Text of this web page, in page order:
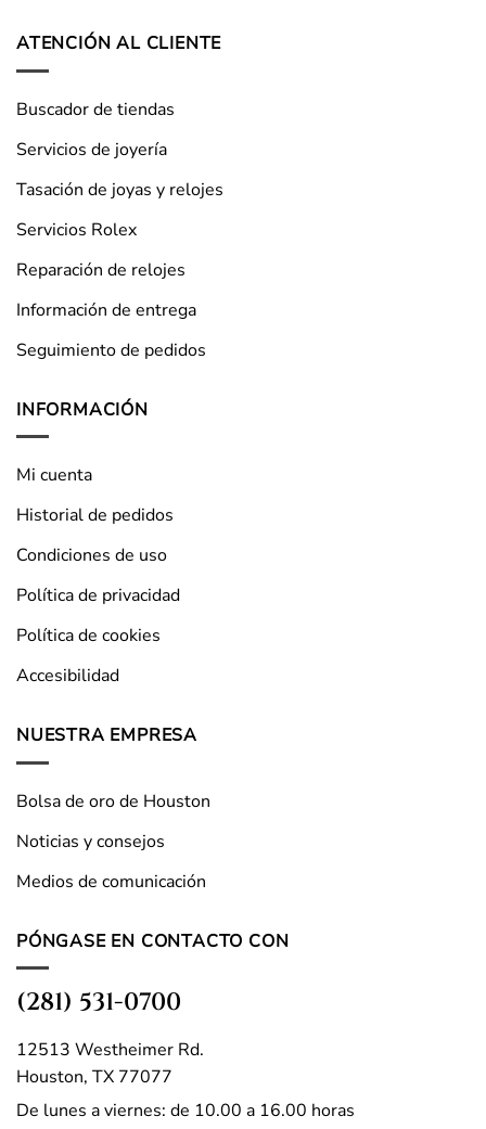
ATENCIÓN AL CLIENTE
Buscador de tiendas
Servicios de joyería
Tasación de joyas y relojes
Servicios Rolex
Reparación de relojes
Información de entrega
Seguimiento de pedidos
INFORMACIÓN
Mi cuenta
Historial de pedidos
Condiciones de uso
Política de privacidad
Política de cookies
Accesibilidad
NUESTRA EMPRESA
Bolsa de oro de Houston
Noticias y consejos
Medios de comunicación
PÓNGASE EN CONTACTO CON
(281) 531-0700
12513 Westheimer Rd.
Houston, TX 77077
De lunes a viernes: de 10.00 a 16.00 horas